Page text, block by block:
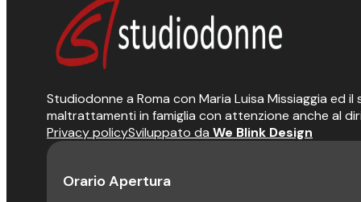
Studiodonne a Roma con Maria Luisa Missiaggia ed
maltrattamenti in famiglia con attenzione anche al
Privacy policySviluppato da We Blink Design
Orario Apertura